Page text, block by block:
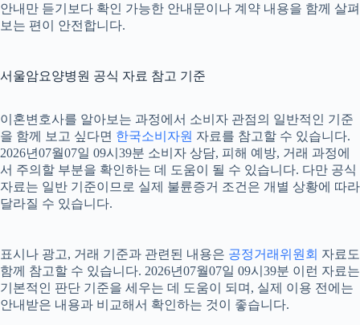
안내만 듣기보다 확인 가능한 안내문이나 계약 내용을 함께 살펴
보는 편이 안전합니다.
서울암요양병원 공식 자료 참고 기준
이혼변호사를 알아보는 과정에서 소비자 관점의 일반적인 기준
을 함께 보고 싶다면 한국소비자원 자료를 참고할 수 있습니다.
2026년07월07일 09시39분 소비자 상담, 피해 예방, 거래 과정에
서 주의할 부분을 확인하는 데 도움이 될 수 있습니다. 다만 공식
자료는 일반 기준이므로 실제 불륜증거 조건은 개별 상황에 따라
달라질 수 있습니다.
표시나 광고, 거래 기준과 관련된 내용은 공정거래위원회 자료도
함께 참고할 수 있습니다. 2026년07월07일 09시39분 이런 자료는
기본적인 판단 기준을 세우는 데 도움이 되며, 실제 이용 전에는
안내받은 내용과 비교해서 확인하는 것이 좋습니다.